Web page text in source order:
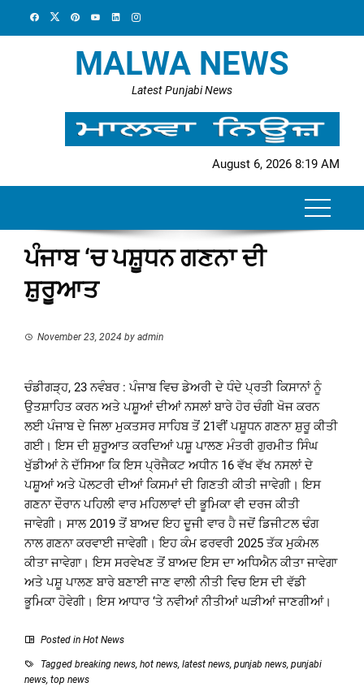
MALWA NEWS
Latest Punjabi News
August 6, 2026 8:19 AM
ਪੰਜਾਬ ‘ਚ ਪਸ਼ੂਧਨ ਗਣਨਾ ਦੀ
ਸ਼ੁਰੂਆਤ
November 23, 2024 by admin
ਚੰਡੀਗੜ੍ਹ, 23 ਨਵੰਬਰ : ਪੰਜਾਬ ਵਿਚ ਡੇਅਰੀ ਦੇ ਧੰਦੇ ਪ੍ਰਤੀ ਕਿਸਾਨਾਂ ਨੂੰ
ਉਤਸ਼ਾਹਿਤ ਕਰਨ ਅਤੇ ਪਸ਼ੂਆਂ ਦੀਆਂ ਨਸਲਾਂ ਬਾਰੇ ਹੋਰ ਚੰਗੀ ਖੋਜ ਕਰਨ
ਲਈ ਪੰਜਾਬ ਦੇ ਜਿਲਾ ਮੁਕਤਸਰ ਸਾਹਿਬ ਤੋਂ 21ਵੀਂ ਪਸ਼ੂਧਨ ਗਣਨਾ ਸ਼ੁਰੂ ਕੀਤੀ
ਗਈ। ਇਸ ਦੀ ਸ਼ੁਰੂਆਤ ਕਰਦਿਆਂ ਪਸ਼ੂ ਪਾਲਣ ਮੰਤਰੀ ਗੁਰਮੀਤ ਸਿੰਘ
ਖੁੱਡੀਆਂ ਨੇ ਦੱਸਿਆ ਕਿ ਇਸ ਪ੍ਰੋਜੈਕਟ ਅਧੀਨ 16 ਵੱਖ ਵੱਖ ਨਸਲਾਂ ਦੇ
ਪਸ਼ੂਆਂ ਅਤੇ ਪੋਲਟਰੀ ਦੀਆਂ ਕਿਸਮਾਂ ਦੀ ਗਿਣਤੀ ਕੀਤੀ ਜਾਵੇਗੀ। ਇਸ
ਗਣਨਾ ਦੌਰਾਨ ਪਹਿਲੀ ਵਾਰ ਮਹਿਲਾਵਾਂ ਦੀ ਭੂਮਿਕਾ ਵੀ ਦਰਜ ਕੀਤੀ
ਜਾਵੇਗੀ। ਸਾਲ 2019 ਤੋਂ ਬਾਅਦ ਇਹ ਦੂਜੀ ਵਾਰ ਹੈ ਜਦੋਂ ਡਿਜੀਟਲ ਢੰਗ
ਨਾਲ ਗਣਨਾ ਕਰਵਾਈ ਜਾਵੇਗੀ। ਇਹ ਕੰਮ ਫਰਵਰੀ 2025 ਤੱਕ ਮੁਕੰਮਲ
ਕੀਤਾ ਜਾਵੇਗਾ। ਇਸ ਸਰਵੇਖਣ ਤੋਂ ਬਾਅਦ ਇਸ ਦਾ ਅਧਿਐਨ ਕੀਤਾ ਜਾਵੇਗਾ
ਅਤੇ ਪਸ਼ੂ ਪਾਲਣ ਬਾਰੇ ਬਣਾਈ ਜਾਣ ਵਾਲੀ ਨੀਤੀ ਵਿਚ ਇਸ ਦੀ ਵੱਡੀ
ਭੂਮਿਕਾ ਹੋਵੇਗੀ। ਇਸ ਆਧਾਰ ‘ਤੇ ਨਵੀਆਂ ਨੀਤੀਆਂ ਘੜੀਆਂ ਜਾਣਗੀਆਂ।
Posted in Hot News
Tagged breaking news, hot news, latest news, punjab news, punjabi
news, top news